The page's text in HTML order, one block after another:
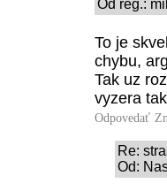
Od reg.:
To je
chybu,
Tak uz
vyzera
Odpovedať
Re:
Od: